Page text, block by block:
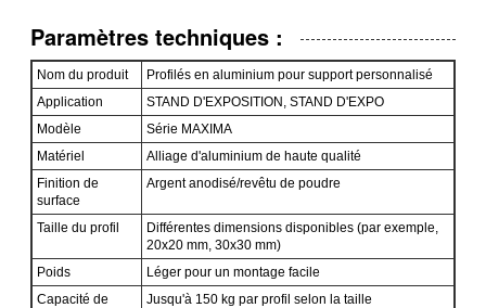
Paramètres techniques :
Nom du produit
Profilés en aluminium pour support personnalisé
Application
STAND D'EXPOSITION, STAND D'EXPO
Modèle
Série MAXIMA
Matériel
Alliage d'aluminium de haute qualité
Finition de
surface
Argent anodisé/revêtu de poudre
Taille du profil
Différentes dimensions disponibles (par exemple,
20x20 mm, 30x30 mm)
Poids
Léger pour un montage facile
Capacité de
Jusqu'à 150 kg par profil selon la taille